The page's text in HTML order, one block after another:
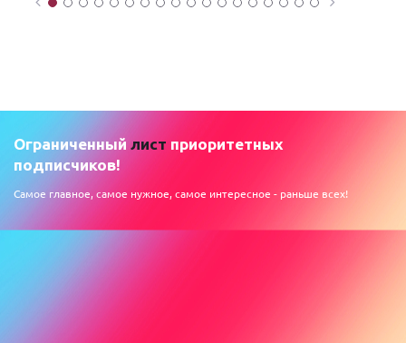
Ограниченный лист приоритетных
подписчиков!
Самое главное, самое нужное, самое интересное - раньше всех!